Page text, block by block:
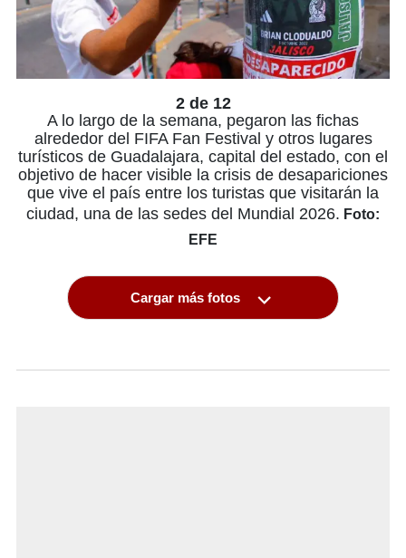
2 de 12
A lo largo de la semana, pegaron las fichas
alrededor del FIFA Fan Festival y otros lugares
turísticos de Guadalajara, capital del estado, con el
objetivo de hacer visible la crisis de desapariciones
que vive el país entre los turistas que visitarán la
ciudad, una de las sedes del Mundial 2026. Foto:
EFE
Cargar más fotos